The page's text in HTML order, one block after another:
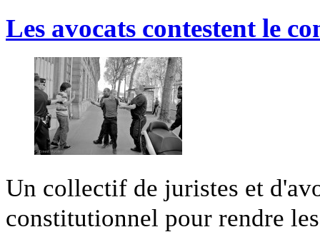
Les avocats contestent le
Un collectif de juristes et
constitutionnel pour rendre